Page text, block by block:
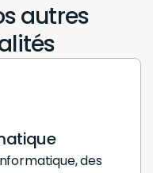
autres
des